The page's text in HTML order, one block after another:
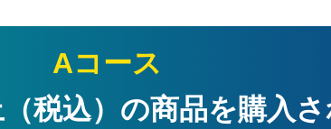
Aコース
税込）の商品を購入